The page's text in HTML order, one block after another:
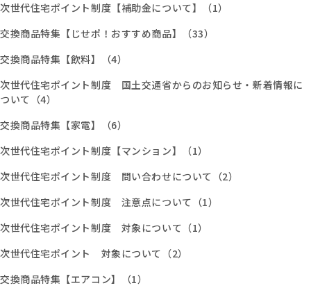
次世代住宅ポイント制度【補助金について】（1）
交換商品特集【じせポ！おすすめ商品】（33）
交換商品特集【飲料】（4）
次世代住宅ポイント制度 国土交通省からのお知らせ・新着情報に
ついて（4）
交換商品特集【家電】（6）
次世代住宅ポイント制度【マンション】（1）
次世代住宅ポイント制度 問い合わせについて（2）
次世代住宅ポイント制度 注意点について（1）
次世代住宅ポイント制度 対象について（1）
次世代住宅ポイント 対象について（2）
交換商品特集【エアコン】（1）